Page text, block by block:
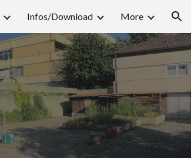
Infos/Download More